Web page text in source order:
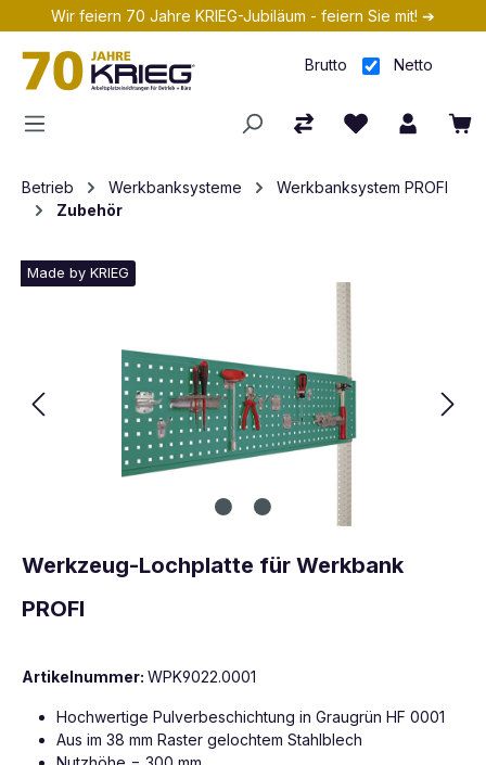
Zum Hauptinhalt springen
Wir feiern 70 Jahre KRIEG-Jubiläum - feiern Sie mit! ➔
Brutto Netto
Betrieb Werkbanksysteme
Werkbanksystem PROFI
Zubehör
Made by KRIEG
Werkzeug-Lochplatte für Werkbank
PROFI
Artikelnummer: WPK9022.0001
Hochwertige Pulverbeschichtung in Graugrün HF 0001
Aus im 38 mm Raster gelochtem Stahlblech